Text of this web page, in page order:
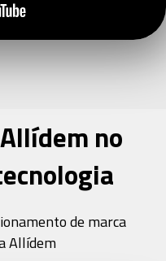
no
de marca
Allídem